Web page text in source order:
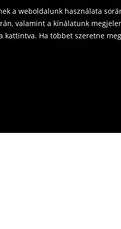
a weboldalunk használata
valamint a kínálatunk
Ha többet szeretne